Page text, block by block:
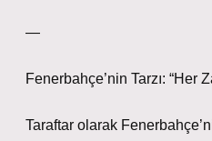
—
Fenerbahçe’nin Tarzı: “Her
Taraftar olarak